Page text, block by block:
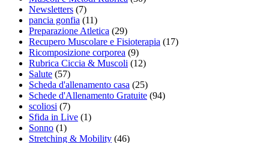
Newsletters (7)
pancia gonfia (11)
Preparazione Atletica (29)
Recupero Muscolare e Fisioterapia (17)
Ricomposizione corporea (9)
Rubrica Ciccia & Muscoli (12)
Salute (57)
Scheda d'allenamento casa (25)
Schede d'Allenamento Gratuite (94)
scoliosi (7)
Sfida in Live (1)
Sonno (1)
Stretching & Mobility (46)